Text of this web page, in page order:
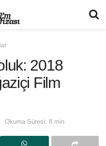
2018
Film
Okuma Süresi: 8 min